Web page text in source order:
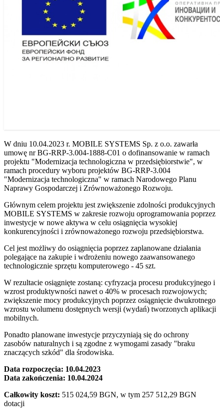
W dniu 10.04.2023 r. MOBILE SYSTEMS Sp. z o.o. zawarła
umowę nr BG-RRP-3.004-1888-C01 o dofinansowanie w ramach
projektu "Modernizacja technologiczna w przedsiębiorstwie", w
ramach procedury wyboru projektów BG-RRP-3.004
"Modernizacja technologiczna" w ramach Narodowego Planu
Naprawy Gospodarczej i Zrównoważonego Rozwoju.
Głównym celem projektu jest zwiększenie zdolności produkcyjnych
MOBILE SYSTEMS w zakresie rozwoju oprogramowania poprzez
inwestycje w nowe aktywa w celu osiągnięcia wysokiej
konkurencyjności i zrównoważonego rozwoju przedsiębiorstwa.
Cel jest możliwy do osiągnięcia poprzez zaplanowane działania
polegające na zakupie i wdrożeniu nowego zaawansowanego
technologicznie sprzętu komputerowego - 45 szt.
W rezultacie osiągnięte zostaną: cyfryzacja procesu produkcyjnego i
wzrost produktywności nawet o 40% w procesach rozwojowych;
zwiększenie mocy produkcyjnych poprzez osiągnięcie dwukrotnego
wzrostu wolumenu dostępnych wersji (wydań) tworzonych aplikacji
mobilnych.
Ponadto planowane inwestycje przyczyniają się do ochrony
zasobów naturalnych i są zgodne z wymogami zasady "braku
znaczących szkód" dla środowiska.
Data rozpoczęcia: 10.04.2023
Data zakończenia: 10.04.2024
Całkowity koszt: 515 024,59 BGN, w tym 257 512,29 BGN
dotacji